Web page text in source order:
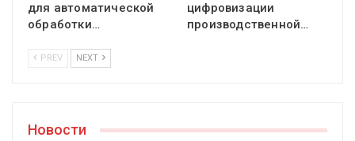
для автоматической
обработки…
цифровизации
производственной…
PREV NEXT
Новости